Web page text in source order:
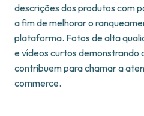
descrições dos produtos com
a fim de melhorar o
plataforma. Fotos de alta
e vídeos curtos demonstrando
contribuem para chamar a
commerce.